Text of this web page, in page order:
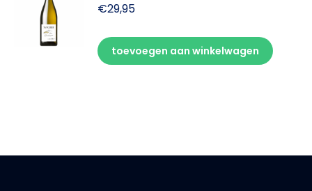
€29,95
toevoegen aan winkelwagen